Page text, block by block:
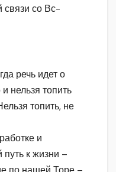
связи со Вс-
речь идет о
нельзя топить
топить, не
и
к жизни –